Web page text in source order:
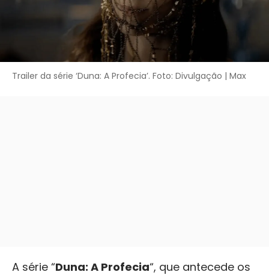
Trailer da série ‘Duna: A Profecia’. Foto: Divulgação | Max
A série “Duna: A Profecia“, que antecede os